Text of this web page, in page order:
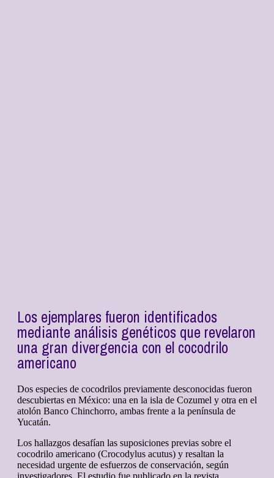
Los ejemplares fueron identificados
mediante análisis genéticos que revelaron
una gran divergencia con el cocodrilo
americano
Dos especies de cocodrilos previamente desconocidas fueron
descubiertas en México: una en la isla de Cozumel y otra en el
atolón Banco Chinchorro, ambas frente a la península de
Yucatán.
Los hallazgos desafían las suposiciones previas sobre el
cocodrilo americano (Crocodylus acutus) y resaltan la
necesidad urgente de esfuerzos de conservación, según